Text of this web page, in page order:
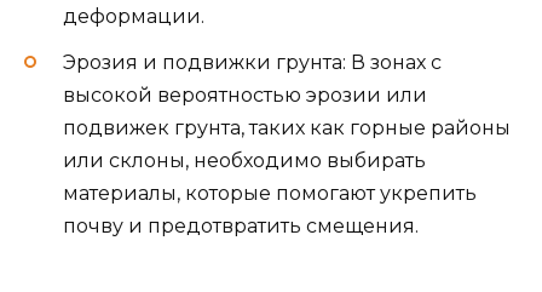
деформации.
Эрозия и подвижки грунта: В зонах с
высокой вероятностью эрозии или
подвижек грунта, таких как горные районы
или склоны, необходимо выбирать
материалы, которые помогают укрепить
почву и предотвратить смещения.